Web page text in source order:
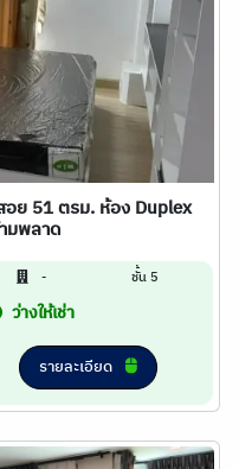
อย 51 ตรม. ห้อง Duplex
มพลาด
- ชั้น 5
ว่างให้เช่า
รายละเอียด